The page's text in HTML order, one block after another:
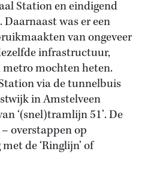
Station en eindigend
was er een
van ongeveer
infrastructuur,
mochten heten.
via de tunnelbuis
in Amstelveen
‘(snel)tramlijn 51’. De
overstappen op
de ‘Ringlijn’ of